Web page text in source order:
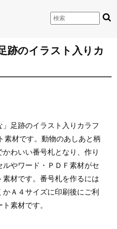
跡のイラスト入りカ
足跡のイラスト入りカラフ
素材です。動物のあしあと柄
わいい番号札となり、作り
やワード・ＰＤＦ素材がセ
材です。番号札を作るには
Ａ４サイズに印刷後にご利
素材です。